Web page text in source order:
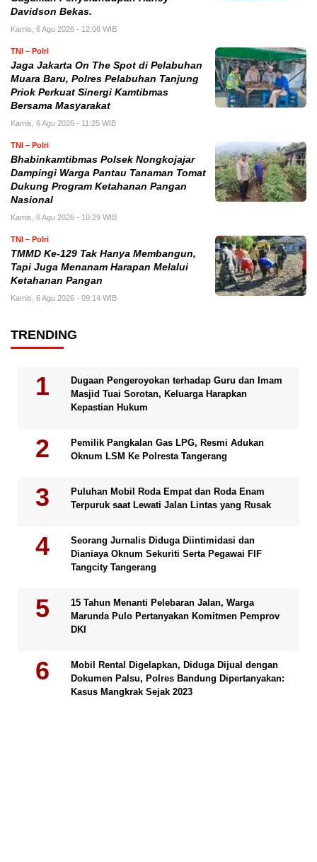
Davidson Bekas.
Kamis, 6 Agu 2026 - 12:06 WIB
TNI – Polri
Jaga Jakarta On The Spot di Pelabuhan
Muara Baru, Polres Pelabuhan Tanjung
Priok Perkuat Sinergi Kamtibmas
Bersama Masyarakat
Kamis, 6 Agu 2026 - 11:25 WIB
TNI – Polri
Bhabinkamtibmas Polsek Nongkojajar
Dampingi Warga Pantau Tanaman Tomat
Dukung Program Ketahanan Pangan
Nasional
Kamis, 6 Agu 2026 - 10:29 WIB
TNI – Polri
TMMD Ke-129 Tak Hanya Membangun,
Tapi Juga Menanam Harapan Melalui
Ketahanan Pangan
Kamis, 6 Agu 2026 - 09:14 WIB
TRENDING
Dugaan Pengeroyokan terhadap Guru dan Imam
Masjid Tuai Sorotan, Keluarga Harapkan
Kepastian Hukum
Pemilik Pangkalan Gas LPG, Resmi Adukan
Oknum LSM Ke Polresta Tangerang
Puluhan Mobil Roda Empat dan Roda Enam
Terpuruk saat Lewati Jalan Lintas yang Rusak
Seorang Jurnalis Diduga Diintimidasi dan
Dianiaya Oknum Sekuriti Serta Pegawai FIF
Tangcity Tangerang
15 Tahun Menanti Pelebaran Jalan, Warga
Marunda Pulo Pertanyakan Komitmen Pemprov
DKI
Mobil Rental Digelapkan, Diduga Dijual dengan
Dokumen Palsu, Polres Bandung Dipertanyakan:
Kasus Mangkrak Sejak 2023